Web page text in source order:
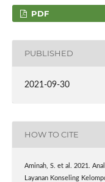
PDF
PUBLISHED
2021-09-30
HOW TO CITE
Aminah, S. et al. 2021.
Layanan Konseling